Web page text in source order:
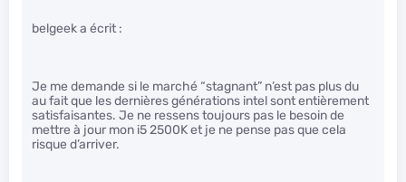
belgeek a écrit :
Je me demande si le marché “stagnant” n’est pas plus du
au fait que les dernières générations intel sont entièrement
satisfaisantes. Je ne ressens toujours pas le besoin de
mettre à jour mon i5 2500K et je ne pense pas que cela
risque d’arriver.